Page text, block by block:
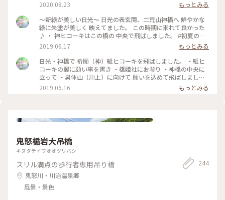
の旅 #旅の想い出 #神橋 #日光 #御守 #朱の御守 #世界遺産 #ラ
イトアップ #橋
2020.08.23
もっとみる
〜新緑が美しい日光〜 日光の表玄関、二荒山神橋へ 鮮やかな
緑に朱塗が美しく 映えてました。 この時期に来れて良かった
♪ ・ 神ヒコーキはこの橋の 中央で飛ばしました。 #初夏の彩
り #夏旅2019 #日光#日光ことりっぷ#二荒山神橋#神橋
2019.06.17
もっとみる
日光・神橋で 祈願（神）紙ヒコーキを飛ばしました。 ・紙ヒ
コーキの翼に願い事を書き ・橋姫社にお参り ・神橋の中央に
立って ・男体山（川上）に向けて 願いを込めて飛ばしました
・ 願いが叶うといいな。 ・ 紙ヒコーキは一機¥100です。
（水に溶ける素材） #初夏の彩り #日光#ことりっぷ日光#日光
2019.06.16 もっとみる
鬼怒楯岩大吊橋
キヌタテイワオオツリバシ
スリル満点の歩行者専用吊り橋
鬼怒川・川治温泉郷
風景・景色
244